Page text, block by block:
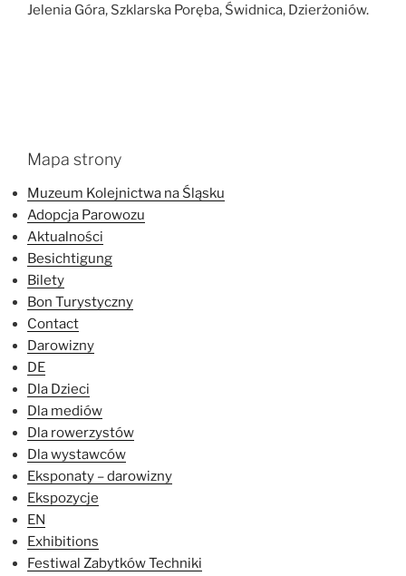
Jelenia Góra, Szklarska Poręba, Świdnica, Dzierżoniów.
Mapa strony
Muzeum Kolejnictwa na Śląsku
Adopcja Parowozu
Aktualności
Besichtigung
Bilety
Bon Turystyczny
Contact
Darowizny
DE
Dla Dzieci
Dla mediów
Dla rowerzystów
Dla wystawców
Eksponaty – darowizny
Ekspozycje
EN
Exhibitions
Festiwal Zabytków Techniki